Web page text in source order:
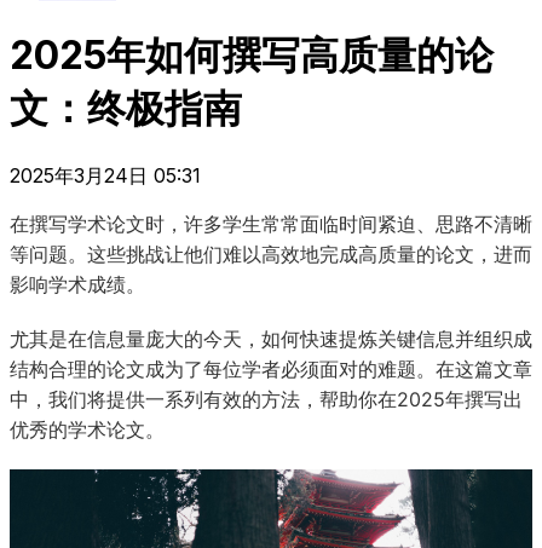
2025年如何撰写高质量的论
文：终极指南
2025年3月24日 05:31
在撰写学术论文时，许多学生常常面临时间紧迫、思路不清晰
等问题。这些挑战让他们难以高效地完成高质量的论文，进而
影响学术成绩。
尤其是在信息量庞大的今天，如何快速提炼关键信息并组织成
结构合理的论文成为了每位学者必须面对的难题。在这篇文章
中，我们将提供一系列有效的方法，帮助你在2025年撰写出
优秀的学术论文。